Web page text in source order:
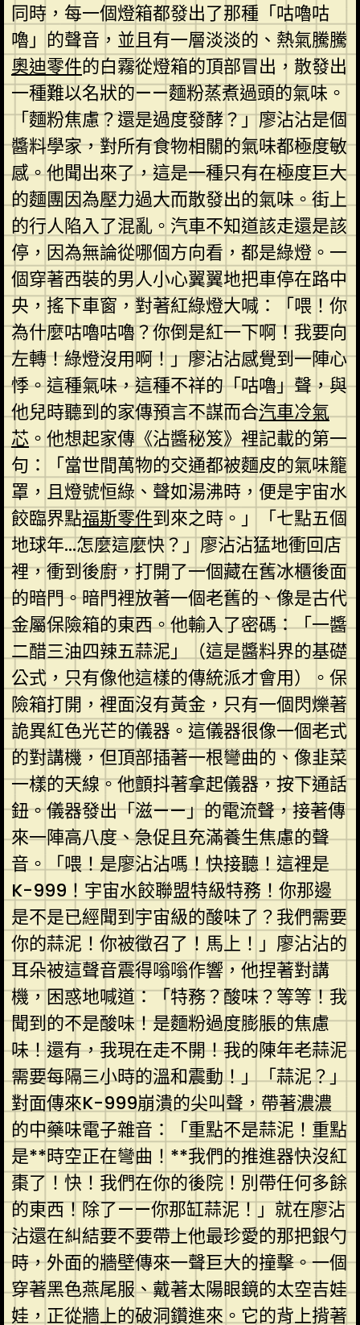
同時，每一個燈箱都發出了那種「咕嚕咕
嚕」的聲音，並且有一層淡淡的、熱氣騰騰
奧迪零件的白霧從燈箱的頂部冒出，散發出
一種難以名狀的——麵粉蒸煮過頭的氣味。
「麵粉焦慮？還是過度發酵？」廖沾沾是個
醬料學家，對所有食物相關的氣味都極度敏
感。他聞出來了，這是一種只有在極度巨大
的麵團因為壓力過大而散發出的氣味。街上
的行人陷入了混亂。汽車不知道該走還是該
停，因為無論從哪個方向看，都是綠燈。一
個穿著西裝的男人小心翼翼地把車停在路中
央，搖下車窗，對著紅綠燈大喊：「喂！你
為什麼咕嚕咕嚕？你倒是紅一下啊！我要向
左轉！綠燈沒用啊！」廖沾沾感覺到一陣心
悸。這種氣味，這種不祥的「咕嚕」聲，與
他兒時聽到的家傳預言不謀而合汽車冷氣
芯。他想起家傳《沾醬秘笈》裡記載的第一
句：「當世間萬物的交通都被麵皮的氣味籠
罩，且燈號恒綠、聲如湯沸時，便是宇宙水
餃臨界點福斯零件到來之時。」「七點五個
地球年…怎麼這麼快？」廖沾沾猛地衝回店
裡，衝到後廚，打開了一個藏在舊冰櫃後面
的暗門。暗門裡放著一個老舊的、像是古代
金屬保險箱的東西。他輸入了密碼：「一醬
二醋三油四辣五蒜泥」（這是醬料界的基礎
公式，只有像他這樣的傳統派才會用）。保
險箱打開，裡面沒有黃金，只有一個閃爍著
詭異紅色光芒的儀器。這儀器很像一個老式
的對講機，但頂部插著一根彎曲的、像韭菜
一樣的天線。他顫抖著拿起儀器，按下通話
鈕。儀器發出「滋——」的電流聲，接著傳
來一陣高八度、急促且充滿養生焦慮的聲
音。「喂！是廖沾沾嗎！快接聽！這裡是
K-999！宇宙水餃聯盟特級特務！你那邊
是不是已經聞到宇宙級的酸味了？我們需要
你的蒜泥！你被徵召了！馬上！」廖沾沾的
耳朵被這聲音震得嗡嗡作響，他捏著對講
機，困惑地喊道：「特務？酸味？等等！我
聞到的不是酸味！是麵粉過度膨脹的焦慮
味！還有，我現在走不開！我的陳年老蒜泥
需要每隔三小時的溫和震動！」「蒜泥？」
對面傳來K-999崩潰的尖叫聲，帶著濃濃
的中藥味電子雜音：「重點不是蒜泥！重點
是**時空正在彎曲！**我們的推進器快沒紅
棗了！快！我們在你的後院！別帶任何多餘
的東西！除了——你那缸蒜泥！」就在廖沾
沾還在糾結要不要帶上他最珍愛的那把銀勺
時，外面的牆壁傳來一聲巨大的撞擊。一個
穿著黑色燕尾服、戴著太陽眼鏡的太空吉娃
娃，正從牆上的破洞鑽進來。它的背上揹著